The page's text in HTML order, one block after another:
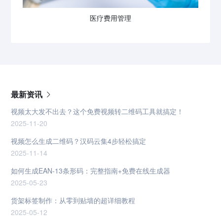
医疗费用管理
最新资讯
视频太大发不出去？这个免费视频转二维码工具就搞定！
2025-11-20
视频怎么生成二维码？汉码云集4步轻松搞定
2025-11-14
如何生成EAN-13条形码：完整指南+免费在线生成器
2025-05-23
货架标签制作：从零到贴墙的超详细教程
2025-05-12